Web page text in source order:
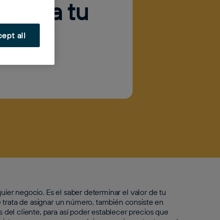
para tu
negocio. Es el saber determinar el valor de tu
de asignar un número, también consiste en
cliente, para así poder establecer precios que
all